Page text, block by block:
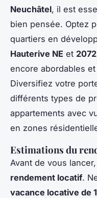
Neuchâtel, il est
bien pensée. Optez
quartiers en
Hauterive NE et
encore abordables
Diversifiez votre
différents types de
appartements avec
en zones
Estimations du
Avant de vous
rendement locatif.
vacance locative de